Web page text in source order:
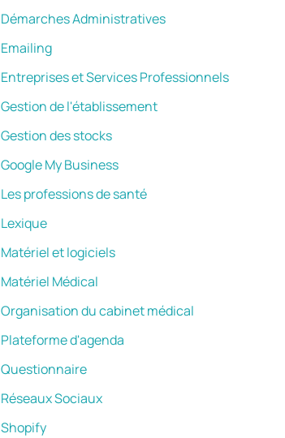
Démarches Administratives
Emailing
Entreprises et Services Professionnels
Gestion de l'établissement
Gestion des stocks
Google My Business
Les professions de santé
Lexique
Matériel et logiciels
Matériel Médical
Organisation du cabinet médical
Plateforme d'agenda
Questionnaire
Réseaux Sociaux
Shopify